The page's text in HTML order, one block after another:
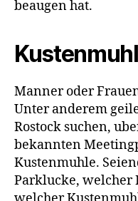
beaugen hat.
Manner oder
Unter anderem
Rostock suchen,
bekannten
Kustenmuhle.
Parklucke, welcher